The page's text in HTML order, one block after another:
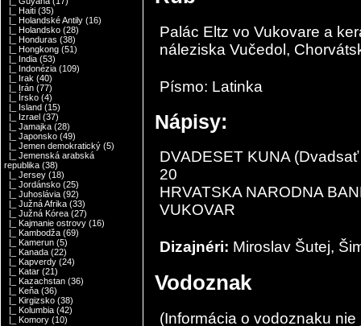
|_ Haiti (35)
|_ Holandské Antily (16)
|_ Holandsko (28)
|_ Honduras (38)
|_ Hongkong (51)
|_ India (53)
|_ Indonézia (109)
|_ Irak (40)
|_ Irán (77)
|_ Írsko (4)
|_ Island (15)
|_ Izrael (37)
|_ Jamajka (28)
|_ Japonsko (49)
|_ Jemen demokratický (5)
|_ Jemenská arabská
republika (38)
|_ Jersey (18)
|_ Jordánsko (25)
|_ Juhoslávia (92)
|_ Južná Afrika (33)
|_ Južná Kórea (27)
|_ Kajmanie ostrovy (16)
|_ Kambodža (69)
|_ Kamerun (5)
|_ Kanada (22)
|_ Kapverdy (24)
|_ Katar (21)
|_ Kazachstan (36)
|_ Keňa (36)
|_ Kirgizsko (38)
|_ Kolumbia (42)
|_ Komory (10)
Palác Eltz vo Vukovare a
náleziska Vučedol,
Písmo: Latinka
Nápisy:
DVADESET KUNA
20
HRVATSKA NARODNA
VUKOVAR
Dizajnéri: Miroslav Šutej,
Vodoznak
(Informácia o vodoznaku